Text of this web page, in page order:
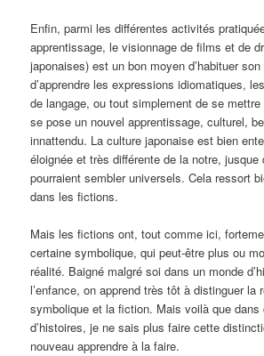
Enfin, parmi les différentes activités
apprentissage, le visionnage de films et de
japonaises) est un bon moyen d’habituer
d’apprendre les expressions idiomatiques,
de langage, ou tout simplement de se mettre
se pose un nouvel apprentissage, culturel,
innattendu. La culture japonaise est bien
éloignée et très différente de la notre,
pourraient sembler universels. Cela ressort
dans les fictions.
Mais les fictions ont, tout comme ici,
certaine symbolique, qui peut-être plus ou
réalité. Baigné malgré soi dans un monde
l’enfance, on apprend très tôt à distinguer la
symbolique et la fiction. Mais voilà que dans
d’histoires, je ne sais plus faire cette
nouveau apprendre à la faire.